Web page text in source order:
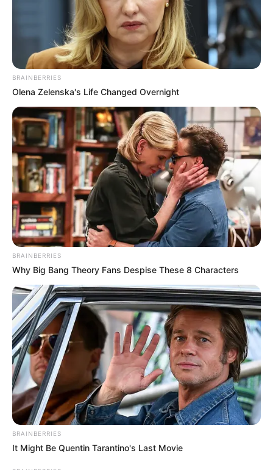
BRAINBERRIES
Olena Zelenska's Life Changed Overnight
BRAINBERRIES
Why Big Bang Theory Fans Despise These 8 Characters
BRAINBERRIES
It Might Be Quentin Tarantino's Last Movie